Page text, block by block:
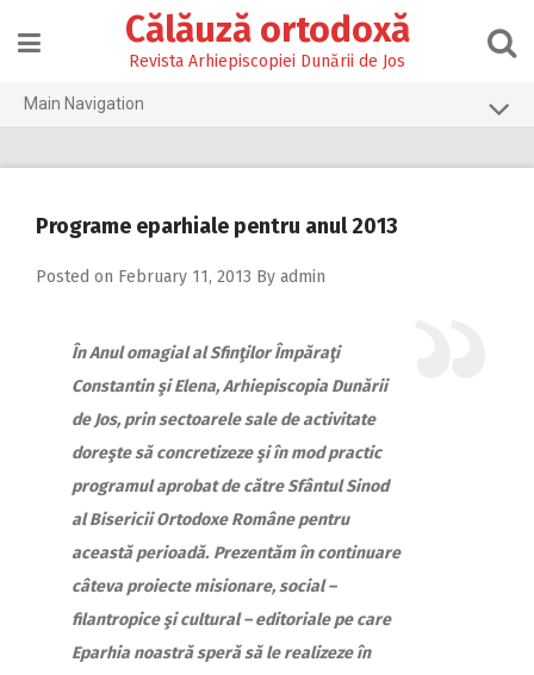
content
Călăuză ortodoxă
Revista Arhiepiscopiei Dunării de Jos
Main Navigation
2025
2024
Programe eparhiale pentru anul 2013
Posted on February 11, 2013 By admin
În Anul omagial al Sfinţilor Împăraţi
Constantin şi Elena, Arhiepiscopia Dunării
de Jos, prin sectoarele sale de activitate
doreşte să concretizeze şi în mod practic
programul aprobat de către Sfântul Sinod
al Bisericii Ortodoxe Române pentru
această perioadă. Prezentăm în continuare
câteva proiecte misionare, social –
filantropice şi cultural – editoriale pe care
Eparhia noastră speră să le realizeze în